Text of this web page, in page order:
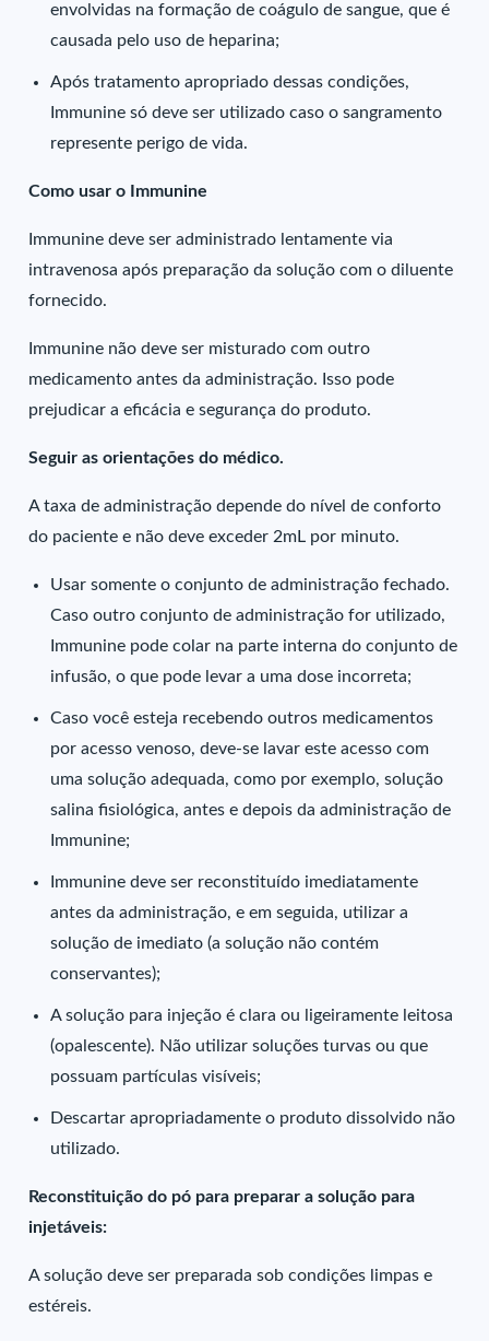
envolvidas na formação de coágulo de sangue, que é
causada pelo uso de heparina;
Após tratamento apropriado dessas condições,
Immunine só deve ser utilizado caso o sangramento
represente perigo de vida.
Como usar o Immunine
Immunine deve ser administrado lentamente via
intravenosa após preparação da solução com o diluente
fornecido.
Immunine não deve ser misturado com outro
medicamento antes da administração. Isso pode
prejudicar a eficácia e segurança do produto.
Seguir as orientações do médico.
A taxa de administração depende do nível de conforto
do paciente e não deve exceder 2mL por minuto.
Usar somente o conjunto de administração fechado.
Caso outro conjunto de administração for utilizado,
Immunine pode colar na parte interna do conjunto de
infusão, o que pode levar a uma dose incorreta;
Caso você esteja recebendo outros medicamentos
por acesso venoso, deve-se lavar este acesso com
uma solução adequada, como por exemplo, solução
salina fisiológica, antes e depois da administração de
Immunine;
Immunine deve ser reconstituído imediatamente
antes da administração, e em seguida, utilizar a
solução de imediato (a solução não contém
conservantes);
A solução para injeção é clara ou ligeiramente leitosa
(opalescente). Não utilizar soluções turvas ou que
possuam partículas visíveis;
Descartar apropriadamente o produto dissolvido não
utilizado.
Reconstituição do pó para preparar a solução para
injetáveis:
A solução deve ser preparada sob condições limpas e
estéreis.